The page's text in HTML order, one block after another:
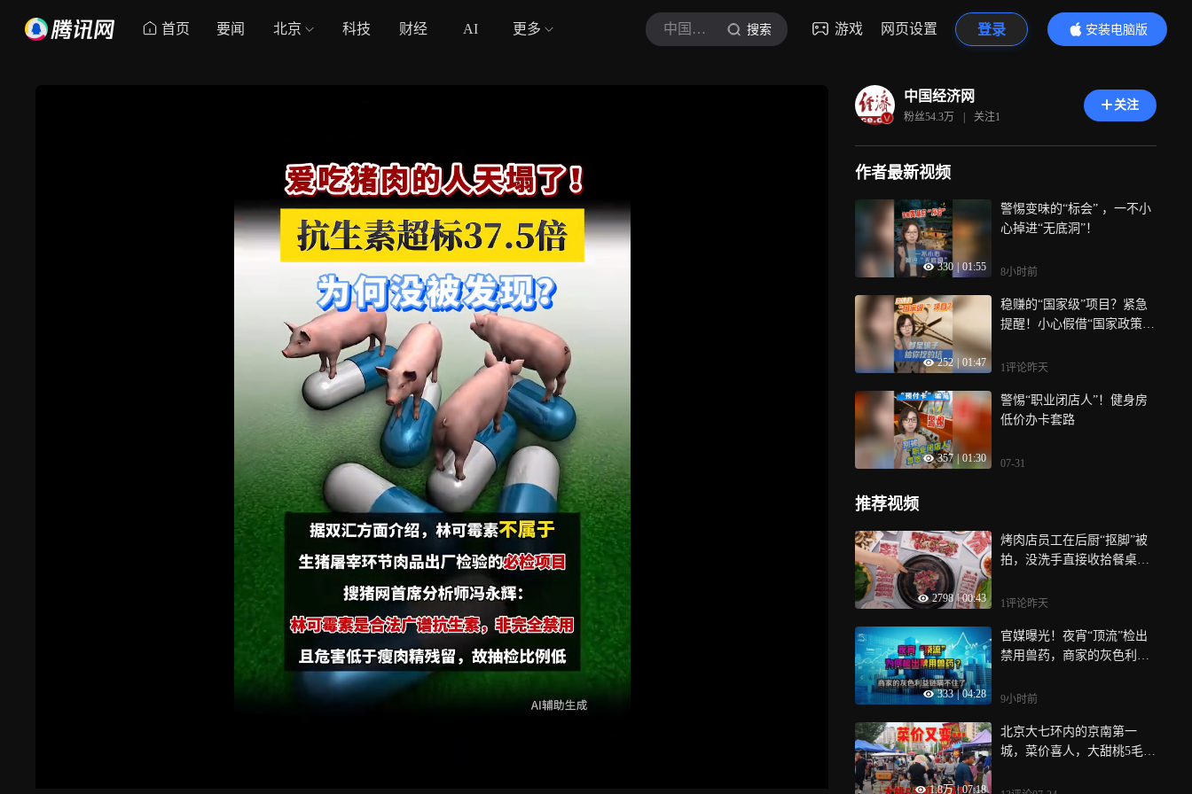
首页 要闻 北京 科技 财经 AI 更多 中国经济网 搜索 游戏 网页设置 登录
安装电脑版
内容更精彩
中国经济网
粉丝54.3万 | 关注1
关注
作者最新视频
330 | 01:55
警惕变味的“标会” ，一不小
心掉进“无底洞”！
8小时前
252 01:47
稳赚的“国家级”项目？紧急
提醒！小心假借“国家政策”
挖的坑
1评论昨天
357 | 01:30
警惕“职业闭店人”！健身房
低价办卡套路
07-31
推荐视频
2798 | 00:43
烤肉店员工在后厨“抠脚”被
拍，没洗手直接收拾餐桌，
1评论昨天
333 | 04:28
官媒曝光！夜宵“顶流”检出
禁用兽药，商家的灰色利益
9小时前
1.8万 | 07:18
北京大七环内的京南第一
城，菜价喜人，大甜桃5毛，